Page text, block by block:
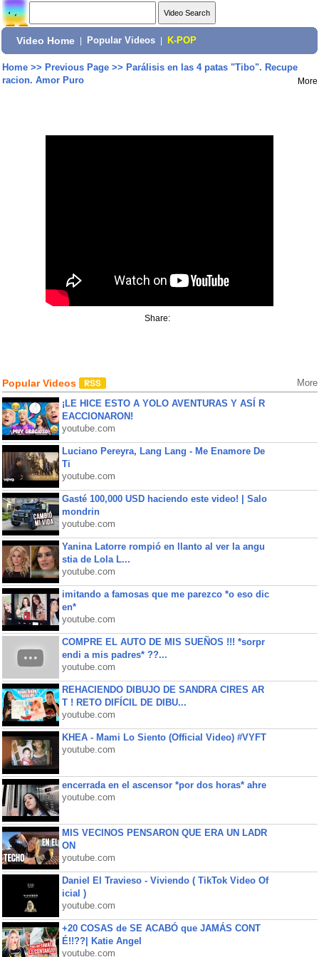
Video Home Popular Videos K-POP
Home>> Previous Page>> Parálisis en las 4 patas "Tibo". Recupe
racion. Amor Puro
More
Share:
Popular Videos More
¡LE HICE ESTO A YOLO AVENTURAS Y ASÍ R
EACCIONARON!
youtube.com
Luciano Pereyra, Lang Lang - Me Enamore De
Ti
youtube.com
Gasté 100,000 USD haciendo este video! | Salo
mondrin
youtube.com
Yanina Latorre rompió en llanto al ver la angu
stia de Lola L...
youtube.com
imitando a famosas que me parezco *o eso dic
en*
youtube.com
COMPRE EL AUTO DE MIS SUEÑOS !!! *sorpr
endi a mis padres* ??...
youtube.com
REHACIENDO DIBUJO DE SANDRA CIRES AR
T ! RETO DIFÍCIL DE DIBU...
youtube.com
KHEA - Mami Lo Siento (Official Video) #VYFT
youtube.com
encerrada en el ascensor *por dos horas* ahre
youtube.com
MIS VECINOS PENSARON QUE ERA UN LADR
ON
youtube.com
Daniel El Travieso - Viviendo ( TikTok Video Of
icial )
youtube.com
+20 COSAS de SE ACABÓ que JAMÁS CONT
É!!??| Katie Angel
youtube.com